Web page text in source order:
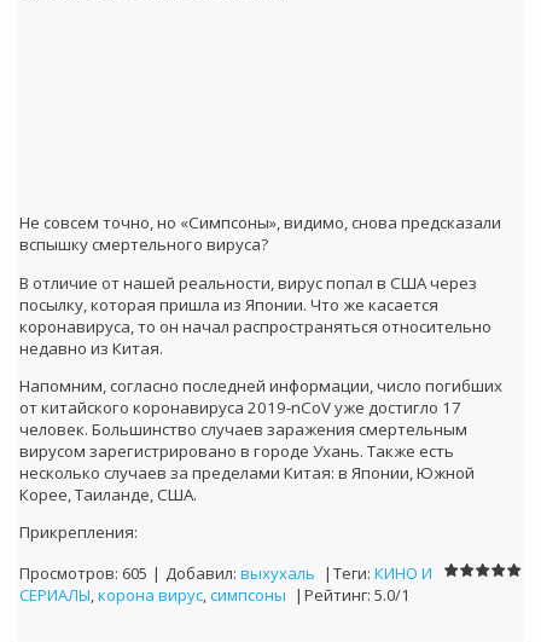
Не совсем точно, но «Симпсоны», видимо, снова предсказали
вспышку смертельного вируса?
В отличие от нашей реальности, вирус попал в США через
посылку, которая пришла из Японии. Что же касается
коронавируса, то он начал распространяться относительно
недавно из Китая.
Напомним, согласно последней информации, число погибших
от китайского коронавируса 2019-nCoV уже достигло 17
человек. Большинство случаев заражения смертельным
вирусом зарегистрировано в городе Ухань. Также есть
несколько случаев за пределами Китая: в Японии, Южной
Корее, Таиланде, США.
Прикрепления:
Просмотров: 605 | Добавил: выхухаль | Теги: КИНО И
СЕРИАЛЫ,корона вирус,симпсоны | Рейтинг: 5.0/1